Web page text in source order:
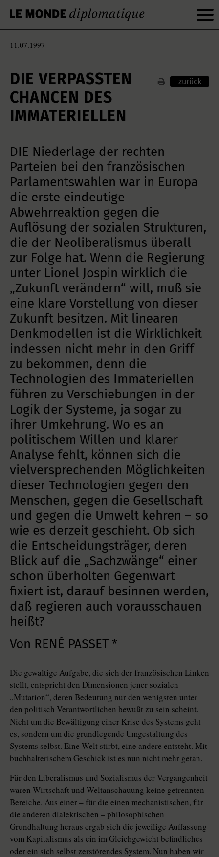
11.07.1997
DIE VERPASSTEN C
HANCEN DES I
MMATERIELLEN
zurück
DIE Niederlage der rechten
Parteien bei den französischen
Parlamentswahlen war in Europa
die erste eindeutige
Abwehrreaktion gegen die
Auflösung der sozialen Strukturen,
die der Neoliberalismus überall
zur Folge hat. Wenn die Regierung
unter Lionel Jospin wirklich die
„Zukunft verändern“ will, muß sie
eine klare Vorstellung von dieser
Zukunft besitzen. Mit linearen
Denkmodellen ist die Wirklichkeit
indessen nicht mehr in den Griff
zu bekommen, denn die
Technologien des Immateriellen
führen zu Verschiebungen in der
Logik der Systeme, ja sogar zu
ihrer Umkehrung. Wo es an
politischem Willen und klarer
Analyse fehlt, können sich die
vielversprechenden Möglichkeiten
dieser Technologien gegen den
Menschen, gegen die Gesellschaft
und gegen die Umwelt kehren – so
wie es derzeit geschieht. Ob sich
die Entscheidungsträger, deren
Blick auf die „Sachzwänge“ einer
schon überholten Gegenwart
fixiert ist, darauf besinnen werden,
daß regieren auch vorausschauen
heißt?
Von RENÉ PASSET *
Die gewaltige Aufgabe, die sich der französischen Linken
stellt, entspricht den Dimensionen jener sozialen
„Mutation“, deren Bedeutung nur den wenigsten unter
den politisch Verantwortlichen bewußt zu sein scheint.
Nicht um die Bewältigung einer Krise des Systems geht
es, sondern um die grundlegende Umgestaltung des
Systems selbst. Eine Welt stirbt, eine andere entsteht. Mit
buchhalterischem Geschick ist es nun nicht mehr getan.
Für den Liberalismus und Sozialismus der Vergangenheit
waren Wirtschaft und Weltanschauung keine getrennten
Bereiche. Aus einer – für die einen mechanistischen, für
die anderen dialektischen – philosophischen
Grundhaltung heraus ergab sich die jeweilige Auffassung
vom Kapitalismus als ein im Gleichgewicht befindliches
oder ein sich selbst zerstörendes System. Nun haben wir